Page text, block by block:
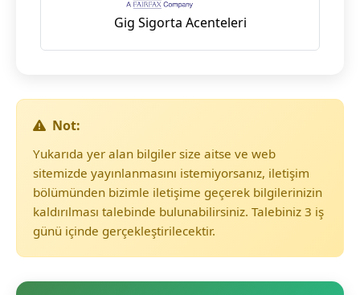
Gig Sigorta Acenteleri
Not:
Yukarıda yer alan bilgiler size aitse ve web
sitemizde yayınlanmasını istemiyorsanız, iletişim
bölümünden bizimle iletişime geçerek bilgilerinizin
kaldırılması talebinde bulunabilirsiniz. Talebiniz 3 iş
günü içinde gerçekleştirilecektir.